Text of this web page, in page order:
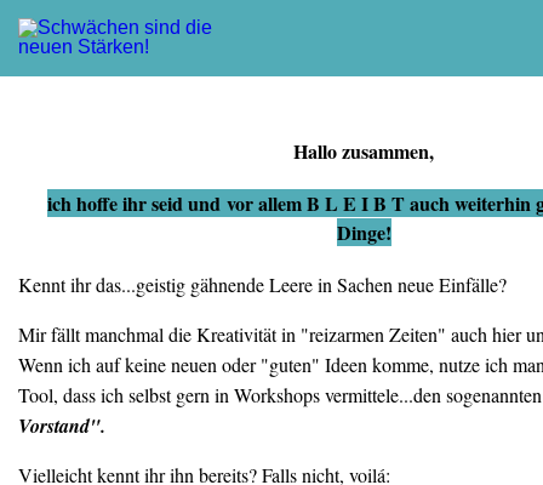
Hallo zusammen,
ich hoffe ihr seid und vor allem B L E I B T auch weiterhin
Dinge!
Kennt ihr das...geistig gähnende Leere in Sachen neue Einfälle?
Mir fällt manchmal die Kreativität in "reizarmen Zeiten" auch hier
Wenn ich auf keine neuen oder "guten" Ideen komme, nutze ich
Tool, dass ich selbst gern in Workshops vermittele...den
Vorstand".
Vielleicht kennt ihr ihn bereits? Falls nicht, voilá: